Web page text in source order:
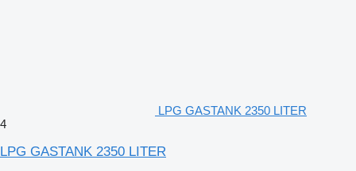
LPG GASTANK 2350 LITER
4
LPG GASTANK 2350 LITER